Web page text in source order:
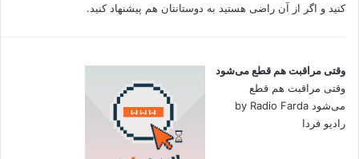
کنید و اگر از آن راضی هستید به دوستانتان هم پیشنهاد کنید.
وقتی مراقبت هم قطع می‌شود
وقتی مراقبت هم قطع
می‌شود by Radio Farda
رادیو فردا